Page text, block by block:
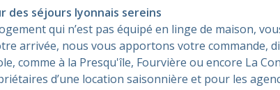
des séjours lyonnais sereins
qui n’est pas équipé en linge de maison,
arrivée, nous vous apportons votre commande,
comme à la Presqu'île, Fourvière ou encore La
d’une location saisonnière et pour les